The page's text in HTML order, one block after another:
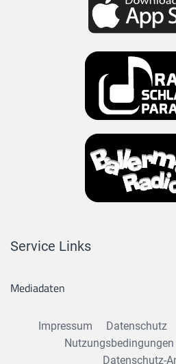
Service Links
Mediadaten
Impressum Datenschutz
Nutzungsbedingungen
Datenschutz-